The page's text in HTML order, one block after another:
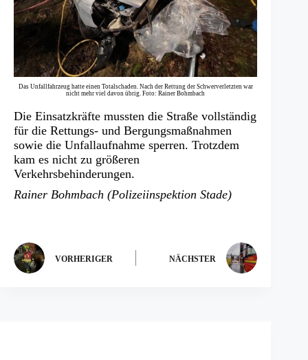
Das Unfallfahrzeug hatte einen Totalschaden. Nach der Rettung der Schwerverletzten war
nicht mehr viel davon übrig. Foto: Rainer Bohmbach
Die Einsatzkräfte mussten die Straße vollständig
für die Rettungs- und Bergungsmaßnahmen
sowie die Unfallaufnahme sperren. Trotzdem
kam es nicht zu größeren
Verkehrsbehinderungen.
Rainer Bohmbach (Polizeiinspektion Stade)
VORHERIGER NÄCHSTER